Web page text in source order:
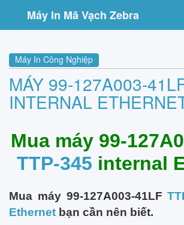
Máy In Mã Vạch Zebra
Máy In Công Nghiệp
MÁY 99-127A003-
INTERNAL
Mua máy 99-
TTP-345 internal
Mua máy 99-127A003-41LF
Ethernet bạn cần nên biết.